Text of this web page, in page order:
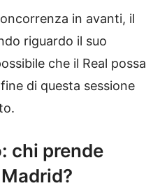
in avanti, il
riguardo il suo
che il Real possa
di questa sessione
chi prende